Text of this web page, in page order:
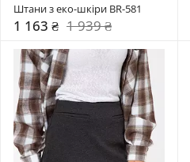
Штани з еко-шкіри BR-581
1 163 ₴ 1 939 ₴